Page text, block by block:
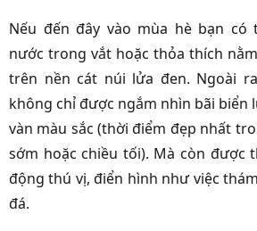
Nếu đến đây vào mùa hè bạn
nước trong vắt hoặc thỏa thích
trên nền cát núi lửa đen. Ngoài
không chỉ được ngắm nhìn bãi biển
vàn màu sắc (thời điểm đẹp nhất
sớm hoặc chiều tối). Mà còn được
động thú vị, điển hình như việc
đá.